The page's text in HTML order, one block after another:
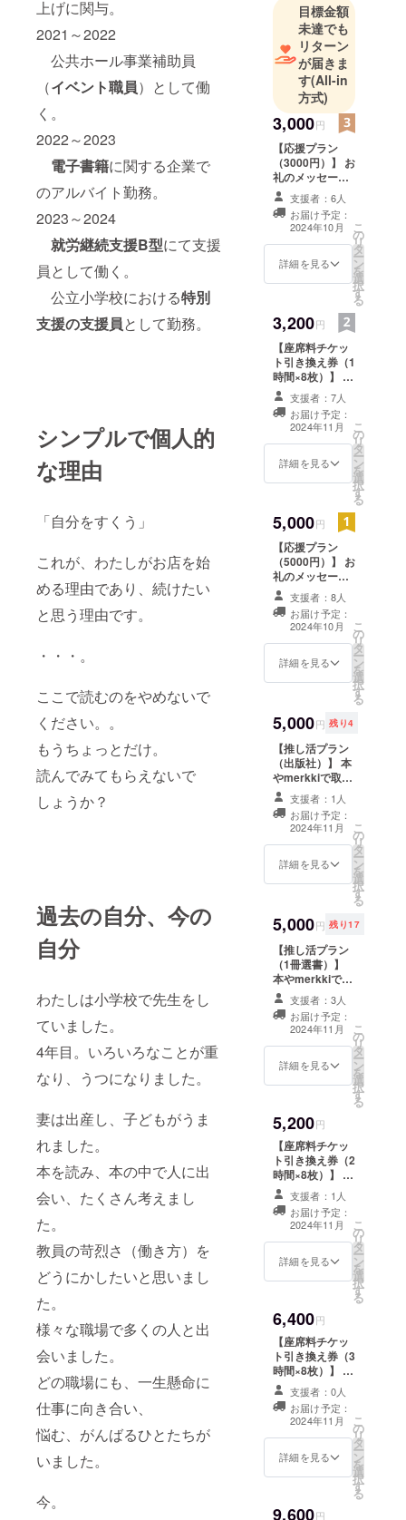
上げに関与。
2021～2022
公共ホール事業補助員
（イベント職員）として働
く。
2022～2023
電子書籍に関する企業で
のアルバイト勤務。
2023～2024
就労継続支援B型にて支援
員として働く。
公立小学校における特別
支援の支援員として勤務。
シンプルで個人的
な理由
「自分をすくう」
これが、わたしがお店を始
める理由であり、続けたい
と思う理由です。
・・・。
ここで読むのをやめないで
ください。。
もうちょっとだけ。
読んでみてもらえないで
しょうか？
過去の自分、今の
自分
わたしは小学校で先生をし
ていました。
4年目。いろいろなことが重
なり、うつになりました。
妻は出産し、子どもがうま
れました。
本を読み、本の中で人に出
会い、たくさん考えまし
た。
教員の苛烈さ（働き方）を
どうにかしたいと思いまし
た。
様々な職場で多くの人と出
会いました。
どの職場にも、一生懸命に
仕事に向き合い、
悩む、がんばるひとたちが
いました。
今。
リーター
(塾、カ
フェ)→小学
校講師→う
つ→公共
ホール事業
部→電子書
籍バイト→
就労継続支
援B型支援員
や小学校支
援員→開業
準備中(今こ
こ)
目標金額
未達でも
リターン
が届きま
す(All-in
方式)
3,000円
【応援プラン
（3000円）】 お
礼のメッセージ
をお送りしま
す。 ※このリ
ターンは各種
「応援プラン，
もっと応援プラ
ン」（3000円，
5000円，10000
じ内容になりま
す。
支援者：6人
お届け予定：
2024年10月
詳細を見る
こ
の
リ
タ
ー
ン
を
選
択
す
る
3,200円
【座席料チケッ
ト引き換え券（1
時間×8枚）】 本
やmerkkiで使う
ことのできるチ
ケット（1時間以
内×8枚）と引換
ができるデジタ
ルチケットをお
30日まで）は
メールもしくは
各種SNS等を利
用して送付する
予定です。期日
までに来店いた
だき、座席料チ
ケットへの引き
換えを済ませて
しくは、メール
にて調整いたし
支援者：7人
お届け予定：
2024年11月
詳細を見る
こ
の
リ
タ
ー
ン
を
選
択
す
る
5,000円
【応援プラン
（5000円）】 お
礼のメッセージ
をお送りしま
す。 ※このリ
ターンは各種
「応援プラン，
もっと応援プラ
ン」（3000円，
5000円，10000
じ内容になりま
す。
支援者：8人
お届け予定：
2024年10月
詳細を見る
こ
の
リ
タ
ー
ン
を
選
択
す
る
5,000円 残り4
【推し活プラン
（出版社）】 本
やmerkkiで取り
扱う出版社を1社
指定できます。
※少なくとも1冊
かつ1年以上は仕
入れます。 ※す
べての出版社に
は、メールにて
調整いたしま
す。
支援者：1人
お届け予定：
2024年11月
詳細を見る
こ
の
リ
タ
ー
ン
を
選
択
す
る
5,000円 残り17
【推し活プラン
（1冊選書）】
本やmerkkiで取
り扱う本を1冊指
定できます。 ※
少なくとも1年以
上は仕入れま
す。 ※すべての
出版社に対応し
ルにて調整いた
します。
支援者：3人
お届け予定：
2024年11月
詳細を見る
こ
の
リ
タ
ー
ン
を
選
択
す
る
5,200円
【座席料チケッ
ト引き換え券（2
時間×8枚）】 本
やmerkkiで使う
ことのできるチ
ケット（2時間以
内×8枚）と引換
ができるデジタ
ルチケットをお
30日まで）は
メールもしくは
各種SNS等を利
用して送付する
予定です。期日
までに来店いた
だき、座席料チ
ケットへの引き
換えを済ませて
ください。 ※詳
しくは、メール
にて調整いたし
支援者：1人
お届け予定：
2024年11月
詳細を見る
こ
の
リ
タ
ー
ン
を
選
択
す
る
6,400円
【座席料チケッ
ト引き換え券（3
時間×8枚）】 本
やmerkkiで使う
ことのできるチ
ケット（3時間以
内×8枚）と引換
ができるデジタ
ルチケットをお
30日まで）は
支援者：0人
お届け予定：
2024年11月
詳細を見る
こ
の
リ
タ
ー
ン
を
選
択
す
る
9,600円